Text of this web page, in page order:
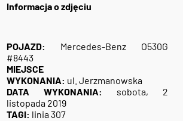
Informacja o zdjęciu
POJAZD: Mercedes-Benz O530G
#8443
MIEJSCE
WYKONANIA: ul. Jerzmanowska
DATA WYKONANIA: sobota, 2
listopada 2019
TAGI: linia 307